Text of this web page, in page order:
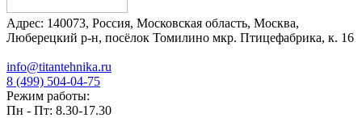
Адрес: 140073, Россия, Московская область, Москва,
Люберецкий р-н, посёлок Томилино мкр. Птицефабрика, к. 16
info@titantehnika.ru
8 (499) 504-04-75
Режим работы:
Пн - Пт: 8.30-17.30